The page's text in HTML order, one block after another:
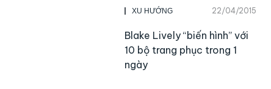
XU HƯỚNG 22/04/2015
Blake Lively “biến hình” với
10 bộ trang phục trong 1
ngày